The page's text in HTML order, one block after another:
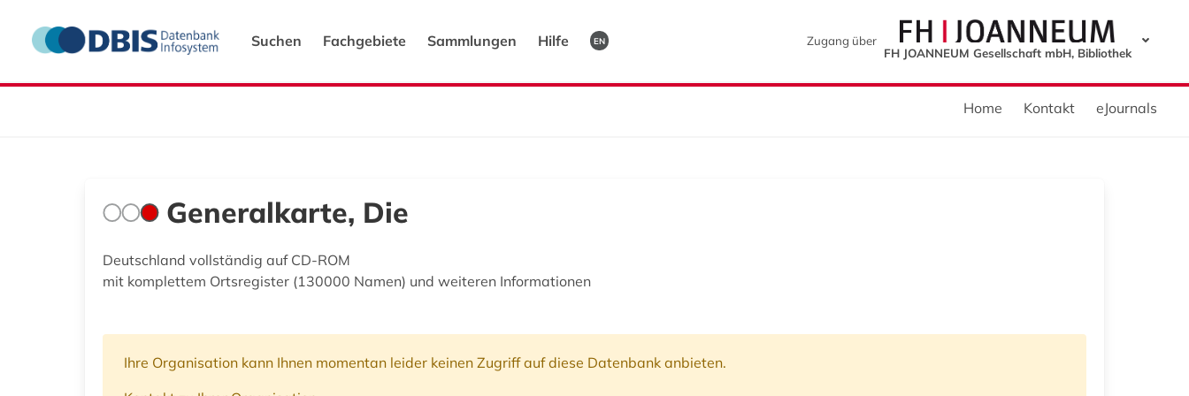
Suchen Fachgebiete Sammlungen Hilfe EN
Zugang über
FH JOANNEUM Gesellschaft mbH, Bibliothek
Home Kontakt eJournals
Generalkarte, Die
Deutschland vollständig auf CD-ROM
mit komplettem Ortsregister (130000 Namen) und weiteren Informationen
Ihre Organisation kann Ihnen momentan leider keinen Zugriff auf diese Datenbank anbieten.